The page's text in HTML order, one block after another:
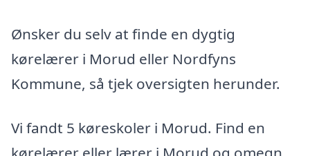
Ønsker du selv at finde en dygtig
kørelærer i Morud eller Nordfyns
Kommune, så tjek oversigten herunder.
Vi fandt 5 køreskoler i Morud. Find en